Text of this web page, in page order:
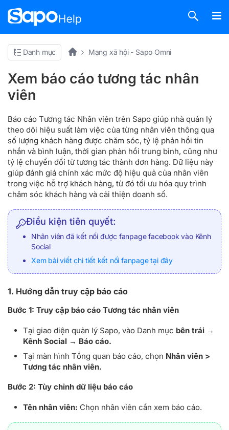
Danh mục Mạng xã hội - Sapo Omni
Xem báo cáo tương tác nhân
viên
Báo cáo Tương tác Nhân viên trên Sapo giúp nhà quản lý
theo dõi hiệu suất làm việc của từng nhân viên thông qua
số lượng khách hàng được chăm sóc, tỷ lệ phản hồi tin
nhắn và bình luận, thời gian phản hồi trung bình, cũng như
tỷ lệ chuyển đổi từ tương tác thành đơn hàng. Dữ liệu này
giúp đánh giá chính xác mức độ hiệu quả của nhân viên
trong việc hỗ trợ khách hàng, từ đó tối ưu hóa quy trình
chăm sóc khách hàng và cải thiện doanh số.
Điều kiện tiên quyết:
Nhân viên đã kết nối được fanpage facebook vào Kênh
Social
Xem bài viết chi tiết kết nối fanpage tại đây
1. Hướng dẫn truy cập báo cáo
Bước 1: Truy cập báo cáo Tương tác nhân viên
Tại giao diện quản lý Sapo, vào Danh mục bên trái →
Kênh Social → Báo cáo.
Tại màn hình Tổng quan báo cáo, chọn Nhân viên >
Tương tác nhân viên.
Bước 2: Tùy chỉnh dữ liệu báo cáo
Tên nhân viên: Chọn nhân viên cần xem báo cáo.